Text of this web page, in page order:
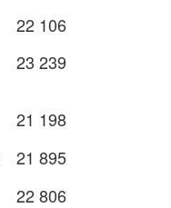
22 106
23 239
21 198
21 895
22 806